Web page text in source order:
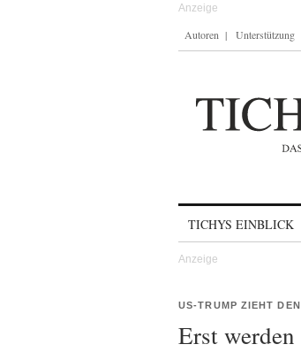
Autoren Unterstützung
TICHYS EINBLICK
US-TRUMP ZIEHT
Erst